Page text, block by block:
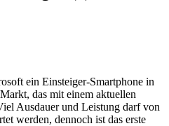
ein Einsteiger-Smartphone in
das mit einem aktuellen
Ausdauer und Leistung darf von
werden, dennoch ist das erste